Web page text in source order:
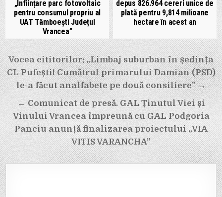
„Înființare parc fotovoltaic
pentru consumul propriu al
UAT Tâmboești Județul
Vrancea”
depus 826.964 cereri unice de
plată pentru 9,814 milioane
hectare în acest an
Navigare
în
articole
Vocea cititorilor: „Limbaj suburban în ședința
CL Pufești! Cumătrul primarului Damian (PSD)
le-a făcut analfabete pe două consiliere” →
← Comunicat de presă. GAL Ținutul Viei și
Vinului Vrancea împreună cu GAL Podgoria
Panciu anunță finalizarea proiectului „VIA
VITIS VARANCHA”